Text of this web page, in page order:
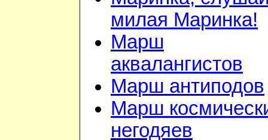
милая Маринка!
Марш
аквалангистов
Марш антиподов
Марш
негодяев